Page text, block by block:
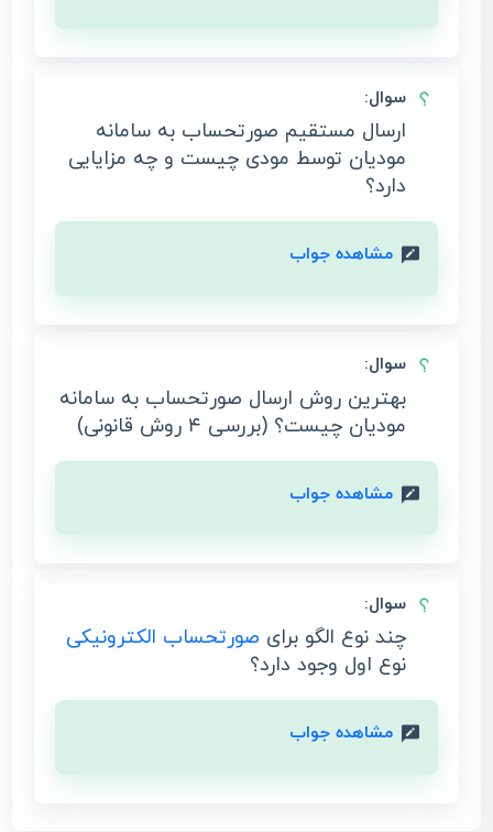
سوال:
ارسال مستقیم صورتحساب به سامانه
مودیان توسط مودی چیست و چه مزایایی
دارد؟
مشاهده جواب
سوال:
بهترین روش ارسال صورتحساب به سامانه
مودیان چیست؟ (بررسی ۴ روش قانونی)
مشاهده جواب
سوال:
چند نوع الگو برای صورتحساب الکترونیکی
نوع اول وجود دارد؟
مشاهده جواب